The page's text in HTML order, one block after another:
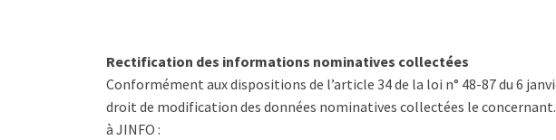
Rectification des informations nominatives collectées
Conformément aux dispositions de l’article 34 de la loi n° 48-87 du 6
droit de modification des données nominatives collectées le
à JINFO :